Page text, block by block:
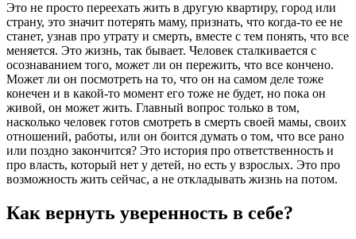
Это не просто переехать жить в другую квартиру, город или
страну, это значит потерять маму, признать, что когда-то ее не
станет, узнав про утрату и смерть, вместе с тем понять, что все
меняется. Это жизнь, так бывает. Человек сталкивается с
осознаванием того, может ли он пережить, что все кончено.
Может ли он посмотреть на то, что он на самом деле тоже
конечен и в какой-то момент его тоже не будет, но пока он
живой, он может жить. Главный вопрос только в том,
насколько человек готов смотреть в смерть своей мамы, своих
отношений, работы, или он боится думать о том, что все рано
или поздно закончится? Это история про ответственность и
про власть, который нет у детей, но есть у взрослых. Это про
возможность жить сейчас, а не откладывать жизнь на потом.
Как вернуть уверенность в себе?